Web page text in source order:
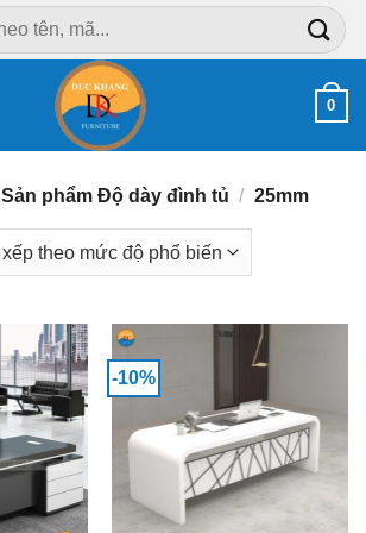
0
Sản phẩm Độ dày đình tủ / 25mm
-10%